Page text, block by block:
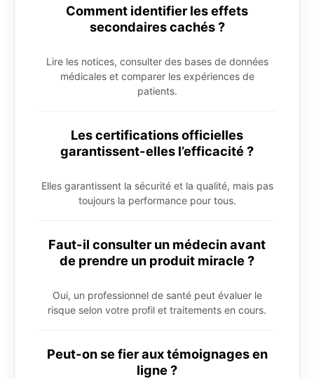
Comment identifier les effets
secondaires cachés ?
Lire les notices, consulter des bases de données
médicales et comparer les expériences de
patients.
Les certifications officielles
garantissent-elles l’efficacité ?
Elles garantissent la sécurité et la qualité, mais pas
toujours la performance pour tous.
Faut-il consulter un médecin avant
de prendre un produit miracle ?
Oui, un professionnel de santé peut évaluer le
risque selon votre profil et traitements en cours.
Peut-on se fier aux témoignages en
ligne ?